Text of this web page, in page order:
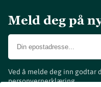
Meld deg på
Ved å melde deg inn godtar
personvernerklæring.